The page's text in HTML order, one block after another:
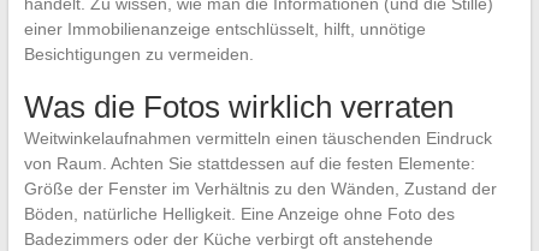
einer Immobilienanzeige entschlüsselt, hilft, unnötige
Besichtigungen zu vermeiden.
Was die Fotos wirklich verraten
Weitwinkelaufnahmen vermitteln einen täuschenden Eindruck
von Raum. Achten Sie stattdessen auf die festen Elemente:
Größe der Fenster im Verhältnis zu den Wänden, Zustand der
Böden, natürliche Helligkeit. Eine Anzeige ohne Foto des
Badezimmers oder der Küche verbirgt oft anstehende